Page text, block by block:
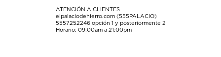
ATENCIÓN A CLIENTES
elpalaciodehierro.com (555PALACIO)
5557252246 opción 1 y posteriormente 2
Horario: 09:00am a 21:00pm